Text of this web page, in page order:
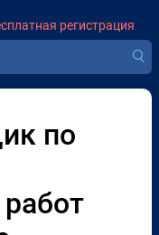
регистрация
по